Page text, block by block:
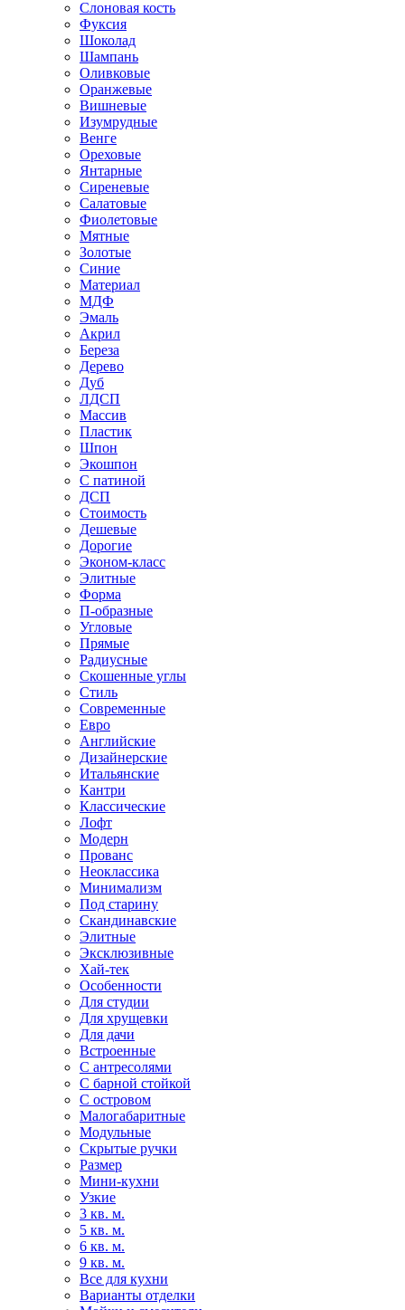
Слоновая кость
Фуксия
Шоколад
Шампань
Оливковые
Оранжевые
Вишневые
Изумрудные
Венге
Ореховые
Янтарные
Сиреневые
Салатовые
Фиолетовые
Мятные
Золотые
Синие
Материал
МДФ
Эмаль
Акрил
Береза
Дерево
Дуб
ЛДСП
Массив
Пластик
Шпон
Экошпон
С патиной
ДСП
Стоимость
Дешевые
Дорогие
Эконом-класс
Элитные
Форма
П-образные
Угловые
Прямые
Радиусные
Скошенные углы
Стиль
Современные
Евро
Английские
Дизайнерские
Итальянские
Кантри
Классические
Лофт
Модерн
Прованс
Неоклассика
Минимализм
Под старину
Скандинавские
Элитные
Эксклюзивные
Хай-тек
Особенности
Для студии
Для хрущевки
Для дачи
Встроенные
С антресолями
С барной стойкой
С островом
Малогабаритные
Модульные
Скрытые ручки
Размер
Мини-кухни
Узкие
3 кв. м.
5 кв. м.
6 кв. м.
9 кв. м.
Все для кухни
Варианты отделки